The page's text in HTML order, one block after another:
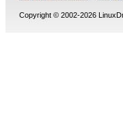
Copyright © 2002-2026